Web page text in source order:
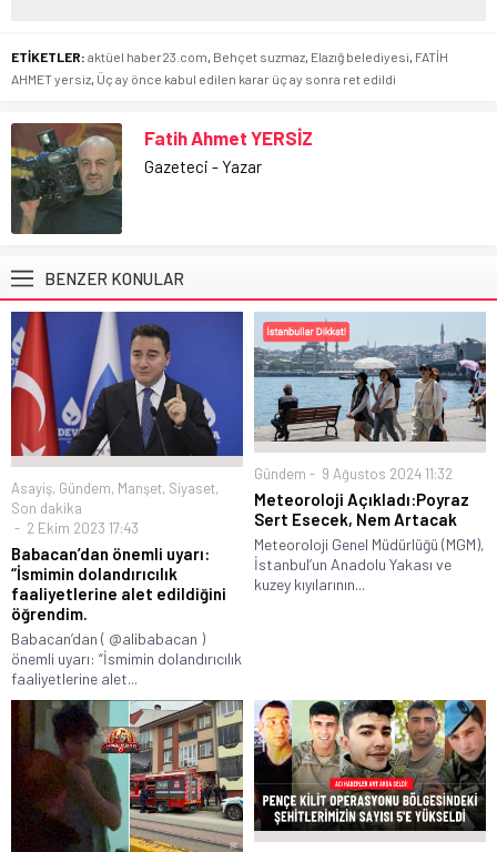
ETİKETLER: aktüel haber23.com, Behçet suzmaz, Elazığ belediyesi, FATİH
AHMET yersiz, Üç ay önce kabul edilen karar üç ay sonra ret edildi
Fatih Ahmet YERSİZ
Gazeteci - Yazar
BENZER KONULAR
Asayiş, Gündem, Manşet, Siyaset,
Son dakika
2 Ekim 2023 17:43
Babacan’dan önemli uyarı:
“İsmimin dolandırıcılık
faaliyetlerine alet edildiğini
öğrendim.
Babacan’dan ( @alibabacan )
önemli uyarı: “İsmimin dolandırıcılık
faaliyetlerine alet...
Gündem 9 Ağustos 2024 11:32
Meteoroloji Açıkladı:Poyraz
Sert Esecek, Nem Artacak
Meteoroloji Genel Müdürlüğü (MGM),
İstanbul’un Anadolu Yakası ve
kuzey kıyılarının...